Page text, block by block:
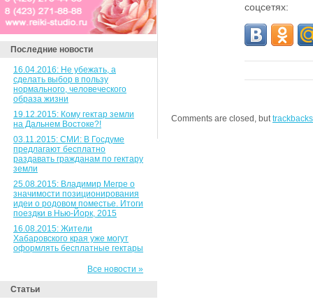
Последние новости
16.04.2016: Не убежать, а
сделать выбор в пользу
нормального, человеческого
образа жизни
19.12.2015: Кому гектар земли
на Дальнем Востоке?!
03.11.2015: СМИ: В Госдуме
предлагают бесплатно
раздавать гражданам по гектару
земли
25.08.2015: Владимир Мегре о
значимости позиционирования
идеи о родовом поместье. Итоги
поездки в Нью-Йорк, 2015
16.08.2015: Жители
Хабаровского края уже могут
оформлять бесплатные гектары
Все новости »
Статьи
соцсетях:
Comments are closed, buttrackbacks